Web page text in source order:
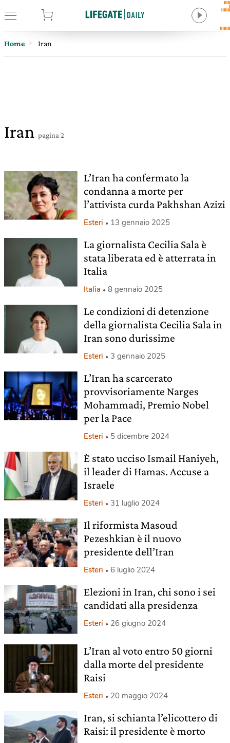
Home Iran
Iran pagina 2
L’Iran ha confermato la
condanna a morte per
l’attivista curda Pakhshan Azizi
Esteri 13 gennaio 2025
La giornalista Cecilia Sala è
stata liberata ed è atterrata in
Italia
Italia 8 gennaio 2025
Le condizioni di detenzione
della giornalista Cecilia Sala in
Iran sono durissime
Esteri 3 gennaio 2025
L’Iran ha scarcerato
provvisoriamente Narges
Mohammadi, Premio Nobel
per la Pace
Esteri 5 dicembre 2024
È stato ucciso Ismail Haniyeh,
il leader di Hamas. Accuse a
Israele
Esteri 31 luglio 2024
Il riformista Masoud
Pezeshkian è il nuovo
presidente dell’Iran
Esteri 6 luglio 2024
Elezioni in Iran, chi sono i sei
candidati alla presidenza
Esteri 26 giugno 2024
L’Iran al voto entro 50 giorni
dalla morte del presidente
Raisi
Esteri 20 maggio 2024
Iran, si schianta l’elicottero di
Raisi: il presidente è morto